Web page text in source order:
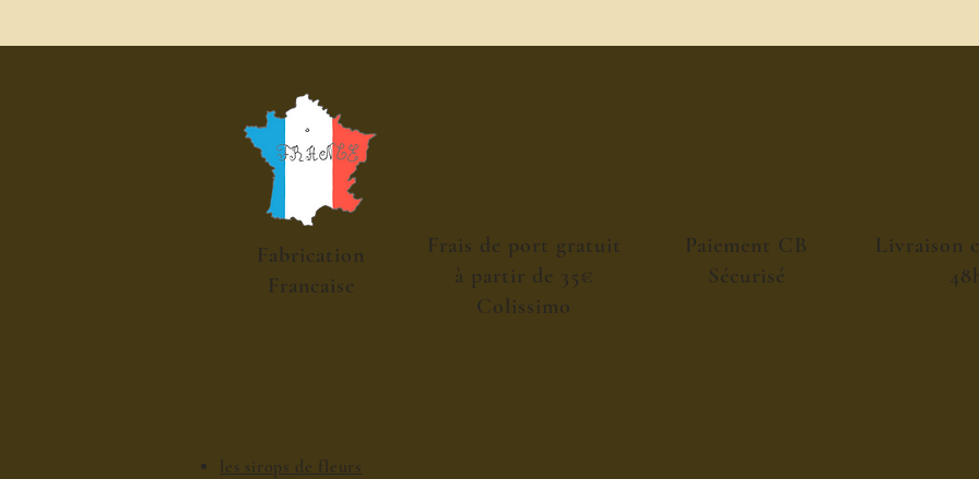
Fabrication
Francaise
Frais de port gratuit
à partir de 35€
Colissimo
Paiement CB
Sécurisé
Livraison
les sirops de fleurs